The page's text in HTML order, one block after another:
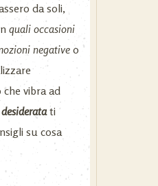
da soli,
quali occasioni
negative o
che vibra ad
ti
su cosa